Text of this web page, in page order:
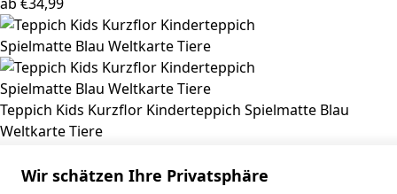
Teppich Kids Kurzflor Kinderteppich Spielmatte Blau
Weltkarte Tiere
Wir schätzen Ihre Privatsphäre